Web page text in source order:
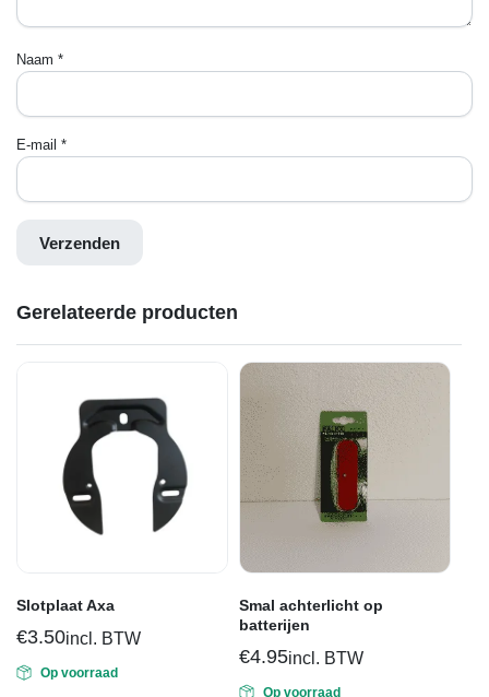
Naam *
E-mail *
Gerelateerde producten
Slotplaat Axa
€3.50incl. BTW
Op voorraad
Smal achterlicht op
batterijen
€4.95incl. BTW
Op voorraad